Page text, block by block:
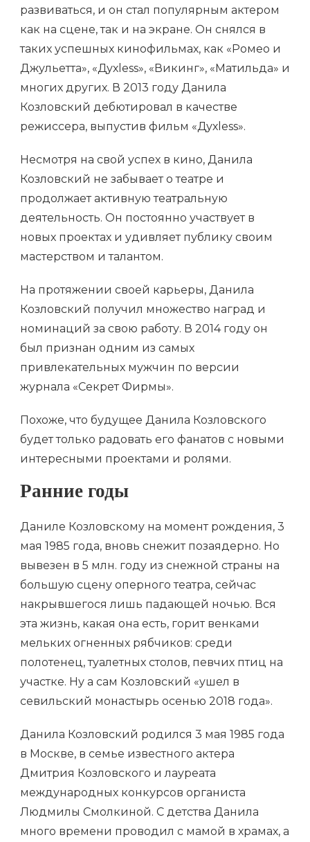
развиваться, и он стал популярным актером
как на сцене, так и на экране. Он снялся в
таких успешных кинофильмах, как «Ромео и
Джульетта», «Духless», «Викинг», «Матильда» и
многих других. В 2013 году Данила
Козловский дебютировал в качестве
режиссера, выпустив фильм «Духless».
Несмотря на свой успех в кино, Данила
Козловский не забывает о театре и
продолжает активную театральную
деятельность. Он постоянно участвует в
новых проектах и удивляет публику своим
мастерством и талантом.
На протяжении своей карьеры, Данила
Козловский получил множество наград и
номинаций за свою работу. В 2014 году он
был признан одним из самых
привлекательных мужчин по версии
журнала «Секрет Фирмы».
Похоже, что будущее Данила Козловского
будет только радовать его фанатов с новыми
интересными проектами и ролями.
Ранние годы
Даниле Козловскому на момент рождения, 3
мая 1985 года, вновь снежит позаядерно. Но
вывезен в 5 млн. году из снежной страны на
большую сцену оперного театра, сейчас
накрывшегося лишь падающей ночью. Вся
эта жизнь, какая она есть, горит венками
мельких огненных рябчиков: среди
полотенец, туалетных столов, певчих птиц на
участке. Ну а сам Козловский «ушел в
севильский монастырь осенью 2018 года».
Данила Козловский родился 3 мая 1985 года
в Москве, в семье известного актера
Дмитрия Козловского и лауреата
международных конкурсов органиста
Людмилы Смолкиной. С детства Данила
много времени проводил с мамой в храмах, а